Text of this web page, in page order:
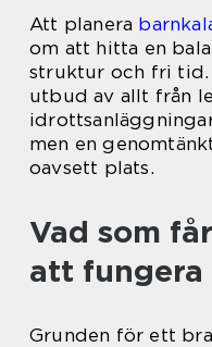
Att planera
om att hitta en
struktur och fri tid.
utbud av allt från
men en
oavsett plats.
Vad som
att fungera
Grunden för ett